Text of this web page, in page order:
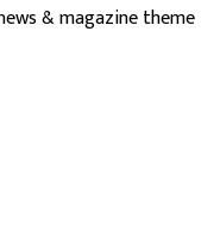
& magazine theme